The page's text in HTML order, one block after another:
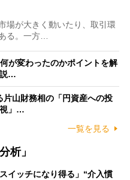
場が大きく動いたり、取引環
る。一方…
が変わったのかポイントを解
…
片山財務相の「円資産への投
」…
一覧を見る
析」
イッチになり得る」“介入慣